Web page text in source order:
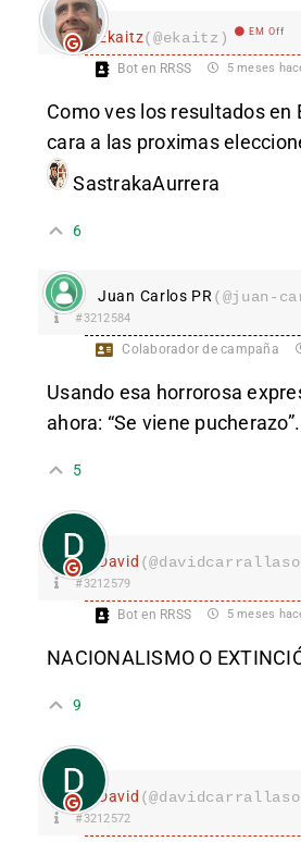
Ekaitz(@ekaitz) EM Off
Bot en RRSS 5 meses
Como ves los resultados en
cara a las proximas
SastrakaAurrera
6
Juan Carlos PR(@juan-
#3212584
Colaborador de campaña
Usando esa horrorosa
ahora: “Se viene pucherazo”.
5
David
#3212579
Bot en RRSS 5 meses
NACIONALISMO O
9
David
#3212572